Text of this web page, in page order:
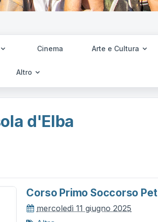
Cinema Arte e Cultura
Altro
d'Elba
Corso Primo Soccorso Pet
mercoledì 11 giugno 2025